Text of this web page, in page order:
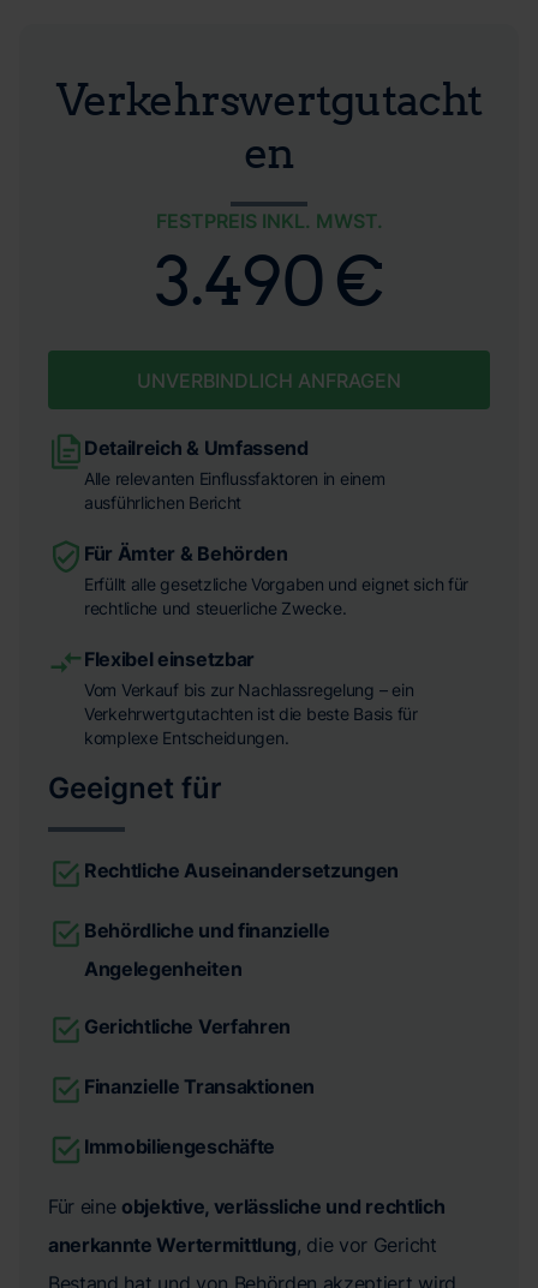
Verkehrswertgutacht
en
FESTPREIS INKL. MWST.
3.490 €
UNVERBINDLICH ANFRAGEN
Detailreich & Umfassend
Alle relevanten Einflussfaktoren in einem
ausführlichen Bericht
Für Ämter & Behörden
Erfüllt alle gesetzliche Vorgaben und eignet sich für
rechtliche und steuerliche Zwecke.
Flexibel einsetzbar
Vom Verkauf bis zur Nachlassregelung – ein
Verkehrwertgutachten ist die beste Basis für
komplexe Entscheidungen.
Geeignet für
Rechtliche Auseinandersetzungen
Behördliche und finanzielle
Angelegenheiten
Gerichtliche Verfahren
Finanzielle Transaktionen
Immobiliengeschäfte
Für eine objektive, verlässliche und rechtlich
anerkannte Wertermittlung, die vor Gericht
Bestand hat und von Behörden akzeptiert wird.